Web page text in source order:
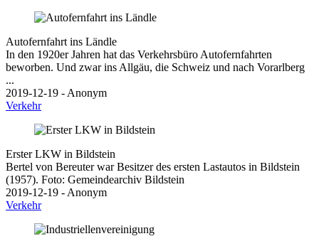
Autofernfahrt ins Ländle
In den 1920er Jahren hat das Verkehrsbüro Autofernfahrten
beworben. Und zwar ins Allgäu, die Schweiz und nach Vorarlberg
...
2019-12-19 - Anonym
Verkehr
Erster LKW in Bildstein
Bertel von Bereuter war Besitzer des ersten Lastautos in Bildstein
(1957). Foto: Gemeindearchiv Bildstein
2019-12-19 - Anonym
Verkehr